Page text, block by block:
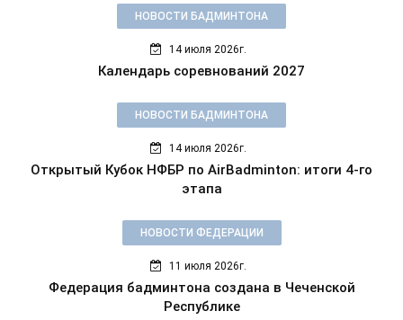
НОВОСТИ БАДМИНТОНА
14 июля 2026г.
Календарь соревнований 2027
НОВОСТИ БАДМИНТОНА
14 июля 2026г.
Открытый Кубок НФБР по AirBadminton: итоги 4-го
этапа
НОВОСТИ ФЕДЕРАЦИИ
11 июля 2026г.
Федерация бадминтона создана в Чеченской
Республике